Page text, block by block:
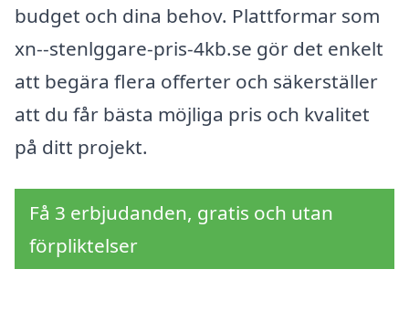
budget och dina behov. Plattformar som
xn--stenlggare-pris-4kb.se gör det enkelt
att begära flera offerter och säkerställer
att du får bästa möjliga pris och kvalitet
på ditt projekt.
Få 3 erbjudanden, gratis och utan
förpliktelser